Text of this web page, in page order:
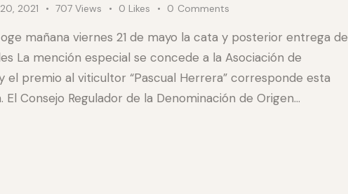
2021 707 Views 0 Likes 0 Comments
mañana viernes 21 de mayo la cata y posterior entrega de
La mención especial se concede a la Asociación de
el premio al viticultor “Pascual Herrera” corresponde esta
El Consejo Regulador de la Denominación de Origen…